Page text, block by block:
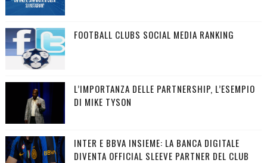
FOOTBALL CLUBS SOCIAL MEDIA RANKING
L’IMPORTANZA DELLE PARTNERSHIP, L’ESEMPIO
DI MIKE TYSON
INTER E BBVA INSIEME: LA BANCA DIGITALE
DIVENTA OFFICIAL SLEEVE PARTNER DEL CLUB